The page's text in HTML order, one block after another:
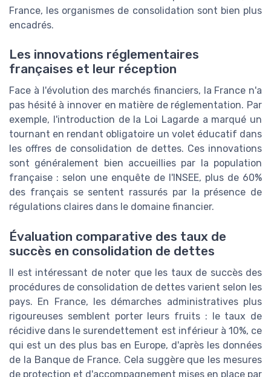
France, les organismes de consolidation sont bien plus
encadrés.
Les innovations réglementaires
françaises et leur réception
Face à l'évolution des marchés financiers, la France n'a
pas hésité à innover en matière de réglementation. Par
exemple, l'introduction de la Loi Lagarde a marqué un
tournant en rendant obligatoire un volet éducatif dans
les offres de consolidation de dettes. Ces innovations
sont généralement bien accueillies par la population
française : selon une enquête de l'INSEE, plus de 60%
des français se sentent rassurés par la présence de
régulations claires dans le domaine financier.
Évaluation comparative des taux de
succès en consolidation de dettes
Il est intéressant de noter que les taux de succès des
procédures de consolidation de dettes varient selon les
pays. En France, les démarches administratives plus
rigoureuses semblent porter leurs fruits : le taux de
récidive dans le surendettement est inférieur à 10%, ce
qui est un des plus bas en Europe, d'après les données
de la Banque de France. Cela suggère que les mesures
de protection et d'accompagnement mises en place par